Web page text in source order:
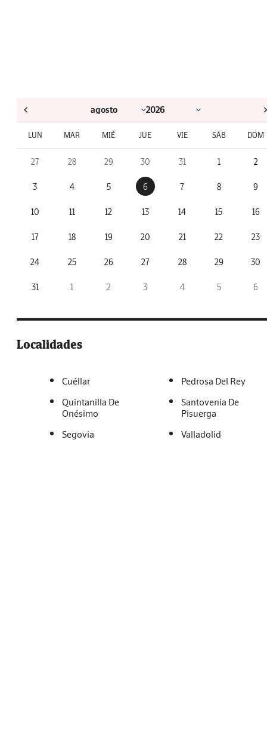
LUN MAR MIÉ JUE VIE SÁB DOM
27 28 29 30 31 1 2
3 4 5 6 7 8 9
10 11 12 13 14 15 16
17 18 19 20 21 22 23
24 25 26 27 28 29 30
31 1 2 3 4 5 6
Localidades
Cuéllar
Pedrosa Del Rey
Quintanilla De
Onésimo
Santovenia De
Pisuerga
Segovia
Valladolid